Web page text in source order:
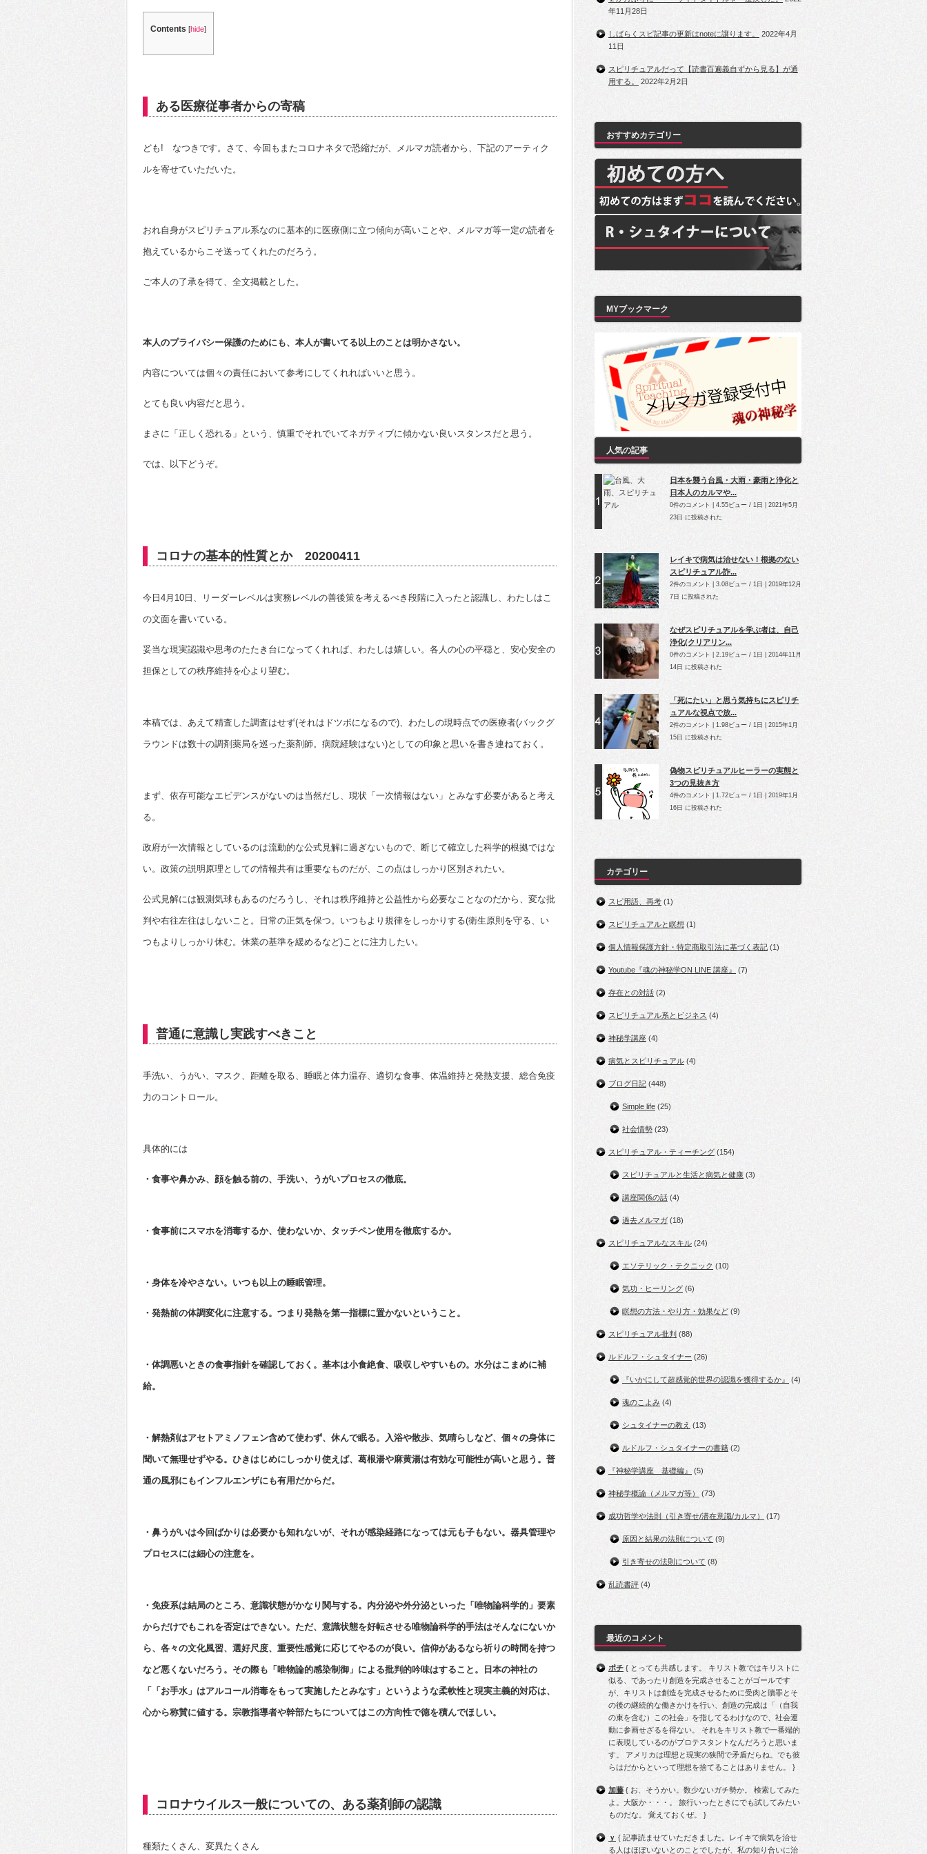
Contents [hide]
ある医療従事者からの寄稿
ども! なつきです。さて、今回もまたコロナネタで恐縮だが、メルマガ読者から、下記のアーティク
ルを寄せていただいた。
おれ自身がスピリチュアル系なのに基本的に医療側に立つ傾向が高いことや、メルマガ等一定の読者を
抱えているからこそ送ってくれたのだろう。
ご本人の了承を得て、全文掲載とした。
本人のプライバシー保護のためにも、本人が書いてる以上のことは明かさない。
内容については個々の責任において参考にしてくれればいいと思う。
とても良い内容だと思う。
まさに「正しく恐れる」という、慎重でそれでいてネガティブに傾かない良いスタンスだと思う。
では、以下どうぞ。
コロナの基本的性質とか 20200411
今日4月10日、リーダーレベルは実務レベルの善後策を考えるべき段階に入ったと認識し、わたしはこ
の文面を書いている。
妥当な現実認識や思考のたたき台になってくれれば、わたしは嬉しい。各人の心の平穏と、安心安全の
担保としての秩序維持を心より望む。
本稿では、あえて精査した調査はせず(それはドツボになるので)、わたしの現時点での医療者(バックグ
ラウンドは数十の調剤薬局を巡った薬剤師。病院経験はない)としての印象と思いを書き連ねておく。
まず、依存可能なエビデンスがないのは当然だし、現状「一次情報はない」とみなす必要があると考え
る。
政府が一次情報としているのは流動的な公式見解に過ぎないもので、断じて確立した科学的根拠ではな
い。政策の説明原理としての情報共有は重要なものだが、この点はしっかり区別されたい。
公式見解には観測気球もあるのだろうし、それは秩序維持と公益性から必要なことなのだから、変な批
判や右往左往はしないこと。日常の正気を保つ。いつもより規律をしっかりする(衛生原則を守る、い
つもよりしっかり休む。休業の基準を緩めるなど)ことに注力したい。
普通に意識し実践すべきこと
手洗い、うがい、マスク、距離を取る、睡眠と体力温存、適切な食事、体温維持と発熱支援、総合免疫
力のコントロール。
具体的には
・食事や鼻かみ、顔を触る前の、手洗い、うがいプロセスの徹底。
・食事前にスマホを消毒するか、使わないか、タッチペン使用を徹底するか。
・身体を冷やさない。いつも以上の睡眠管理。
・発熱前の体調変化に注意する。つまり発熱を第一指標に置かないということ。
・体調悪いときの食事指針を確認しておく。基本は小食絶食、吸収しやすいもの。水分はこまめに補
給。
・解熱剤はアセトアミノフェン含めて使わず、休んで眠る。入浴や散歩、気晴らしなど、個々の身体に
聞いて無理せずやる。ひきはじめにしっかり使えば、葛根湯や麻黄湯は有効な可能性が高いと思う。普
通の風邪にもインフルエンザにも有用だからだ。
・鼻うがいは今回ばかりは必要かも知れないが、それが感染経路になっては元も子もない。器具管理や
プロセスには細心の注意を。
・免疫系は結局のところ、意識状態がかなり関与する。内分泌や外分泌といった「唯物論科学的」要素
からだけでもこれを否定はできない。ただ、意識状態を好転させる唯物論科学的手法はそんなにないか
ら、各々の文化風習、選好尺度、重要性感覚に応じてやるのが良い。信仰があるなら祈りの時間を持つ
など悪くないだろう。その際も「唯物論的感染制御」による批判的吟味はすること。日本の神社の
「「お手水」はアルコール消毒をもって実施したとみなす」というような柔軟性と現実主義的対応は、
心から称賛に値する。宗教指導者や幹部たちについてはこの方向性で徳を積んでほしい。
コロナウイルス一般についての、ある薬剤師の認識
種類たくさん、変異たくさん
年11月28日
しばらくスピ記事の更新はnoteに譲ります。
2022年4月
11日
スピリチュアルだって【読書百遍義自ずから見る】が通
用する。
2022年2月2日
おすすめカテゴリー
MYブックマーク
人気の記事
日本を襲う台風・大雨・豪雨と浄化と
日本人のカルマや...
0件のコメント 4.55ビュー / 1日
2021年5月
23日 に投稿された
レイキで病気は治せない！根拠のない
スピリチュアル詐...
2件のコメント 3.08ビュー / 1日
2019年12月
7日 に投稿された
なぜスピリチュアルを学ぶ者は、自己
浄化(クリアリン...
0件のコメント 2.19ビュー / 1日
2014年11月
14日 に投稿された
「死にたい」と思う気持ちにスピリチ
ュアルな視点で放...
2件のコメント 1.98ビュー / 1日
2015年1月
15日 に投稿された
偽物スピリチュアルヒーラーの実態と
3つの見抜き方
4件のコメント 1.72ビュー / 1日
2019年1月
16日 に投稿された
カテゴリー
スピ用語、再考 (1)
スピリチュアルと瞑想 (1)
個人情報保護方針・特定商取引法に基づく表記 (1)
Youtube『魂の神秘学ON LINE 講座』 (7)
存在との対話 (2)
スピリチュアル系とビジネス (4)
神秘学講座 (4)
病気とスピリチュアル (4)
ブログ日記 (448)
Simple life (25)
社会情勢 (23)
スピリチュアル・ティーチング (154)
スピリチュアルと生活と病気と健康 (3)
講座関係の話 (4)
過去メルマガ (18)
スピリチュアルなスキル (24)
エソテリック・テクニック (10)
気功・ヒーリング (6)
瞑想の方法・やり方・効果など (9)
スピリチュアル批判 (88)
ルドルフ・シュタイナー (26)
『いかにして超感覚的世界の認識を獲得するか』 (4)
魂のこよみ (4)
シュタイナーの教え (13)
ルドルフ・シュタイナーの書籍 (2)
『神秘学講座 基礎編』 (5)
神秘学概論（メルマガ等） (73)
成功哲学や法則（引き寄せ/潜在意識/カルマ） (17)
原因と結果の法則について (9)
引き寄せの法則について (8)
乱読書評 (4)
最近のコメント
ポチ { とっても共感します。 キリスト教ではキリストに
似る、であったり創造を完成させることがゴールです
が、キリストは創造を完成させるために受肉と贖罪とそ
の後の継続的な働きかけを行い、創造の完成は「（自我
の束を含む）この社会」を指してるわけなので、社会運
動に参画せざるを得ない。 それをキリスト教で一番端的
に表現しているのがプロテスタントなんだろうと思いま
す。 アメリカは理想と現実の狭間で矛盾だらね。でも彼
らはだからといって理想を捨てることはありません。 }
加藤 { お、そうかい。数少ないガチ勢か。 検索してみた
よ。大阪か・・・。 旅行いったときにでも試してみたい
ものだな。 覚えておくぜ。 }
ｙ { 記事読ませていただきました。レイキで病気を治せ
る人はほぼいないとのことでしたが、私の知り合いに治